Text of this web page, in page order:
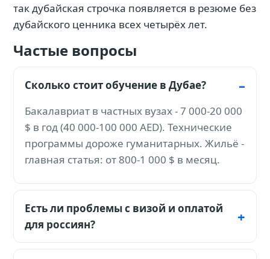
так дубайская строчка появляется в резюме без
дубайского ценника всех четырёх лет.
Частые вопросы
Сколько стоит обучение в Дубае?
Бакалавриат в частных вузах - 7 000-20 000
$ в год (40 000-100 000 AED). Технические
программы дороже гуманитарных. Жильё -
главная статья: от 800-1 000 $ в месяц.
Есть ли проблемы с визой и оплатой
для россиян?
Нет - это главный плюс Дубая. Визу